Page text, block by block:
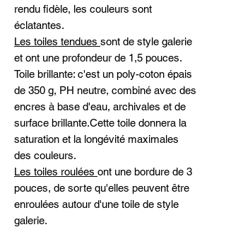
rendu fidèle, les couleurs sont
éclatantes.
Les toiles tendues sont de style galerie
et ont une profondeur de 1,5 pouces.
Toile brillante: c'est un poly-coton épais
de 350 g, PH neutre, combiné avec des
encres à base d'eau, archivales et de
surface brillante.Cette toile donnera la
saturation et la longévité maximales
des couleurs.
Les toiles roulées ont une bordure de 3
pouces, de sorte qu'elles peuvent être
enroulées autour d'une toile de style
galerie.